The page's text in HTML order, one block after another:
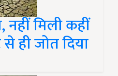
नहीं मिली कहीं
ही जोत दिया